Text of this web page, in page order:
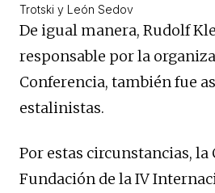
Trotski y León Sedov
De igual manera, Rudolf
responsable por la
Conferencia, también fue
estalinistas.
Por estas circunstancias, la
Fundación de la IV